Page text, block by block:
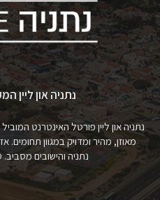
נתניה און ליין
נתניה און ליין פורטל האינטרנט
מאוזן, מהיר ומדויק במגוון
נתניה והישובים מסביב. טלפון: